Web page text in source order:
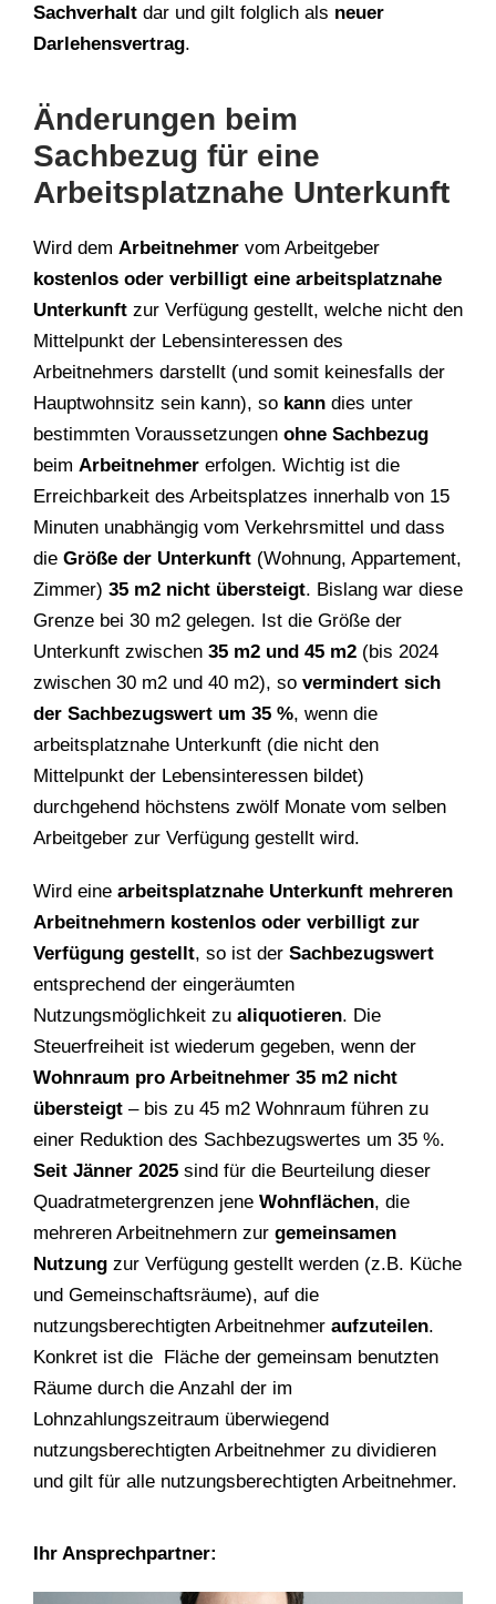
Sachverhalt dar und gilt folglich als neuer
Darlehensvertrag.
Änderungen beim
Sachbezug für eine
Arbeitsplatznahe Unterkunft
Wird dem Arbeitnehmer vom Arbeitgeber
kostenlos oder verbilligt eine arbeitsplatznahe
Unterkunft zur Verfügung gestellt, welche nicht den
Mittelpunkt der Lebensinteressen des
Arbeitnehmers darstellt (und somit keinesfalls der
Hauptwohnsitz sein kann), so kann dies unter
bestimmten Voraussetzungen ohne Sachbezug
beim Arbeitnehmer erfolgen. Wichtig ist die
Erreichbarkeit des Arbeitsplatzes innerhalb von 15
Minuten unabhängig vom Verkehrsmittel und dass
die Größe der Unterkunft (Wohnung, Appartement,
Zimmer) 35 m2 nicht übersteigt. Bislang war diese
Grenze bei 30 m2 gelegen. Ist die Größe der
Unterkunft zwischen 35 m2 und 45 m2 (bis 2024
zwischen 30 m2 und 40 m2), so vermindert sich
der Sachbezugswert um 35 %, wenn die
arbeitsplatznahe Unterkunft (die nicht den
Mittelpunkt der Lebensinteressen bildet)
durchgehend höchstens zwölf Monate vom selben
Arbeitgeber zur Verfügung gestellt wird.
Wird eine arbeitsplatznahe Unterkunft mehreren
Arbeitnehmern kostenlos oder verbilligt zur
Verfügung gestellt, so ist der Sachbezugswert
entsprechend der eingeräumten
Nutzungsmöglichkeit zu aliquotieren. Die
Steuerfreiheit ist wiederum gegeben, wenn der
Wohnraum pro Arbeitnehmer 35 m2 nicht
übersteigt – bis zu 45 m2 Wohnraum führen zu
einer Reduktion des Sachbezugswertes um 35 %.
Seit Jänner 2025 sind für die Beurteilung dieser
Quadratmetergrenzen jene Wohnflächen, die
mehreren Arbeitnehmern zur gemeinsamen
Nutzung zur Verfügung gestellt werden (z.B. Küche
und Gemeinschaftsräume), auf die
nutzungsberechtigten Arbeitnehmer aufzuteilen.
Konkret ist die Fläche der gemeinsam benutzten
Räume durch die Anzahl der im
Lohnzahlungszeitraum überwiegend
nutzungsberechtigten Arbeitnehmer zu dividieren
und gilt für alle nutzungsberechtigten Arbeitnehmer.
Ihr Ansprechpartner: